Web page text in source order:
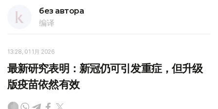
без автора
编译
13:28, 01 1月 2026
最新研究表明：新冠仍可引发重症，但升级
版疫苗依然有效